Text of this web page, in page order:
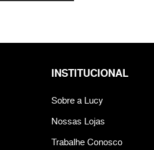
INSTITUCIONAL
Sobre a Lucy
Nossas Lojas
Trabalhe Conosco